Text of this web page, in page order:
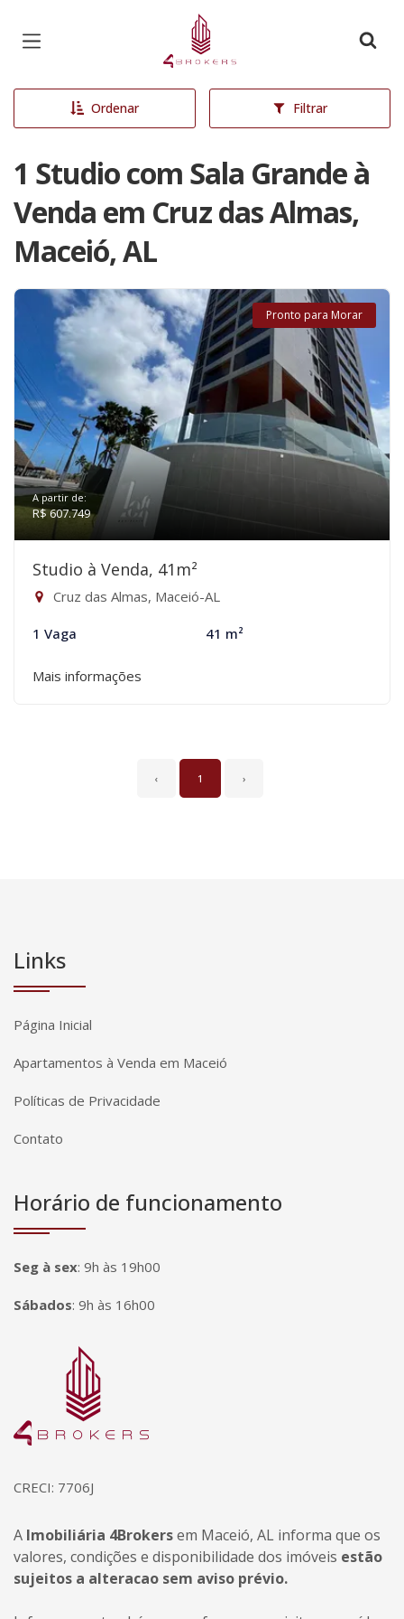
Página inicial
Ordenar Filtrar
1 Studio com Sala Grande à
Venda em Cruz das Almas,
Maceió, AL
Pronto para Morar
A partir de:
R$ 607.749
Studio à Venda, 41m²
Cruz das Almas, Maceió-AL
1 Vaga 41 m²
Mais informações
‹ 1 ›
Links
Página Inicial
Apartamentos à Venda em Maceió
Políticas de Privacidade
Contato
Horário de funcionamento
Seg à sex: 9h às 19h00
Sábados: 9h às 16h00
Página inicial
CRECI: 7706J
A Imobiliária 4Brokersem Maceió, AL informa que os
valores, condições e disponibilidade dos imóveis estão
sujeitos a alteracao sem aviso prévio.